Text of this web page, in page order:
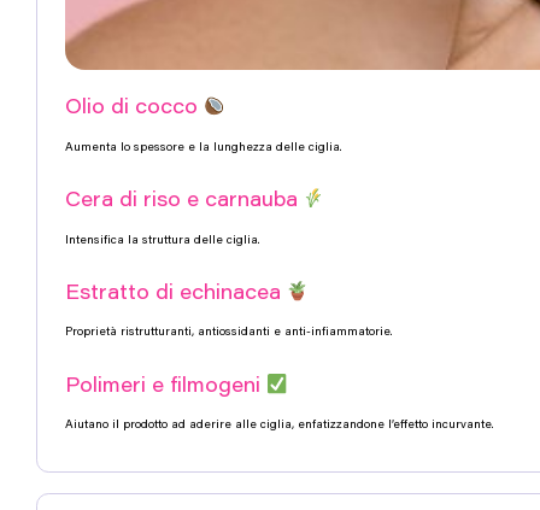
Olio di cocco
Aumenta lo spessore e la lunghezza delle ciglia.
Cera di riso e carnauba
Intensifica la struttura delle ciglia.
Estratto di echinacea
Proprietà ristrutturanti, antiossidanti e anti-infiammatorie.
Polimeri e filmogeni
Aiutano il prodotto ad aderire alle ciglia, enfatizzandone l’effetto incurvante.